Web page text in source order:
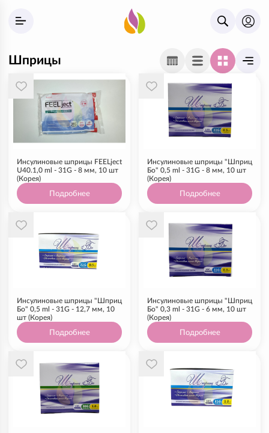
Шприцы
Инсулиновые шприцы FEELject
U40.1,0 ml - 31G - 8 мм, 10 шт
(Корея)
Подробнее
Инсулиновые шприцы "Шприц
Бо" 0,5 ml - 31G - 8 мм, 10 шт
(Корея)
Подробнее
Инсулиновые шприцы "Шприц
Бо" 0,5 ml - 31G - 12,7 мм, 10
шт (Корея)
Подробнее
Инсулиновые шприцы "Шприц
Бо" 0,3 ml - 31G - 6 мм, 10 шт
(Корея)
Подробнее